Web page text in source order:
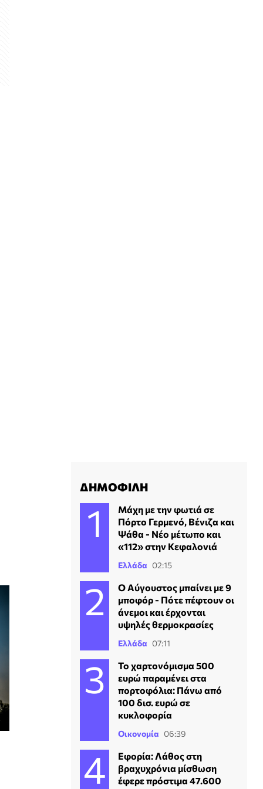
ΔΗΜΟΦΙΛΗ
Μάχη με την φωτιά σε
Πόρτο Γερμενό, Βένιζα και
Ψάθα - Νέο μέτωπο και
«112» στην Κεφαλονιά
Ελλάδα 02:15
Ο Αύγουστος μπαίνει με 9
μποφόρ - Πότε πέφτουν οι
άνεμοι και έρχονται
υψηλές θερμοκρασίες
Ελλάδα 07:11
Το χαρτονόμισμα 500
ευρώ παραμένει στα
πορτοφόλια: Πάνω από
100 δισ. ευρώ σε
κυκλοφορία
Οικονομία 06:39
Εφορία: Λάθος στη
βραχυχρόνια μίσθωση
έφερε πρόστιμα 47.600